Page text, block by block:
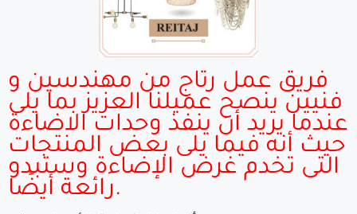
فريق عمل رتاج من مهندسين و
فنيين ينصح عميلنا العزيز بما يلى
عندما يريد أن ينفذ وحدات الاضاءة
حيث أنه فيما يلى بعض المنتجات
التى تخدم غرض الإضاءة وستبدو
رائعة أيضًا.